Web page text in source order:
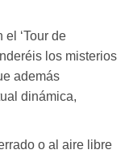
el ‘Tour de
los misterios
además
dinámica,
o al aire libre